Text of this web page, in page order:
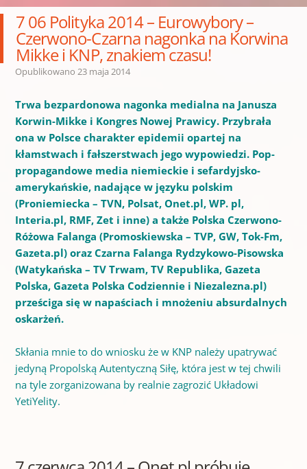
7 06 Polityka 2014 – Eurowybory –
Czerwono-Czarna nagonka na Korwina
Mikke i KNP, znakiem czasu!
Opublikowano 23 maja 2014
Trwa bezpardonowa nagonka medialna na Janusza
Korwin-Mikke i Kongres Nowej Prawicy. Przybrała
ona w Polsce charakter epidemii opartej na
kłamstwach i fałszerstwach jego wypowiedzi. Pop-
propagandowe media niemieckie i sefardyjsko-
amerykańskie, nadające w języku polskim
(Proniemiecka – TVN, Polsat, Onet.pl, WP. pl,
Interia.pl, RMF, Zet i inne) a także Polska Czerwono-
Różowa Falanga (Promoskiewska – TVP, GW, Tok-Fm,
Gazeta.pl) oraz Czarna Falanga Rydzykowo-Pisowska
(Watykańska – TV Trwam, TV Republika, Gazeta
Polska, Gazeta Polska Codziennie i Niezalezna.pl)
prześciga się w napaściach i mnożeniu absurdalnych
oskarżeń.
Skłania mnie to do wniosku że w KNP należy upatrywać
jedyną Propolską Autentyczną Siłę, która jest w tej chwili
na tyle zorganizowana by realnie zagrozić Układowi
YetiYelity.